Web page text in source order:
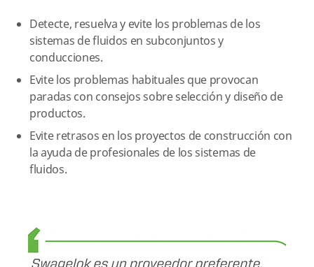
Detecte, resuelva y evite los problemas de los
sistemas de fluidos en subconjuntos y
conducciones.
Evite los problemas habituales que provocan
paradas con consejos sobre selección y diseño de
productos.
Evite retrasos en los proyectos de construcción con
la ayuda de profesionales de los sistemas de
fluidos.